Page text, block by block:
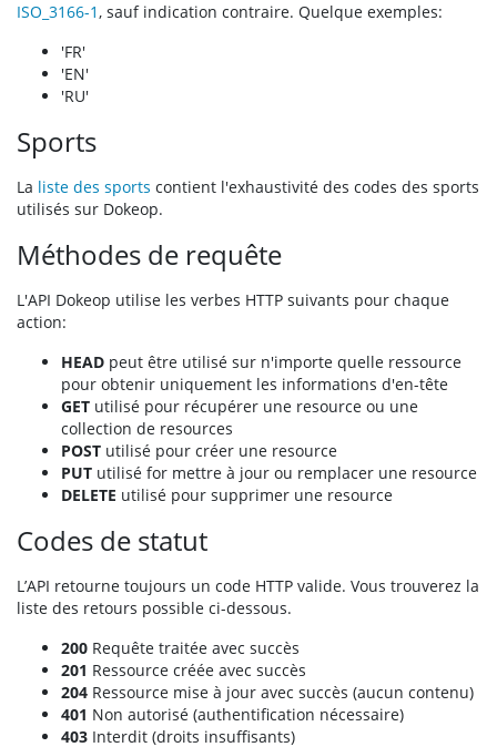
ISO_3166-1, sauf indication contraire. Quelque exemples:
'FR'
'EN'
'RU'
Sports
La liste des sports contient l'exhaustivité des codes des sports
utilisés sur Dokeop.
Méthodes de requête
L'API Dokeop utilise les verbes HTTP suivants pour chaque
action:
HEAD peut être utilisé sur n'importe quelle ressource
pour obtenir uniquement les informations d'en-tête
GET utilisé pour récupérer une resource ou une
collection de resources
POST utilisé pour créer une resource
PUT utilisé for mettre à jour ou remplacer une resource
DELETE utilisé pour supprimer une resource
Codes de statut
L’API retourne toujours un code HTTP valide. Vous trouverez la
liste des retours possible ci-dessous.
200 Requête traitée avec succès
201 Ressource créée avec succès
204 Ressource mise à jour avec succès (aucun contenu)
401 Non autorisé (authentification nécessaire)
403 Interdit (droits insuffisants)